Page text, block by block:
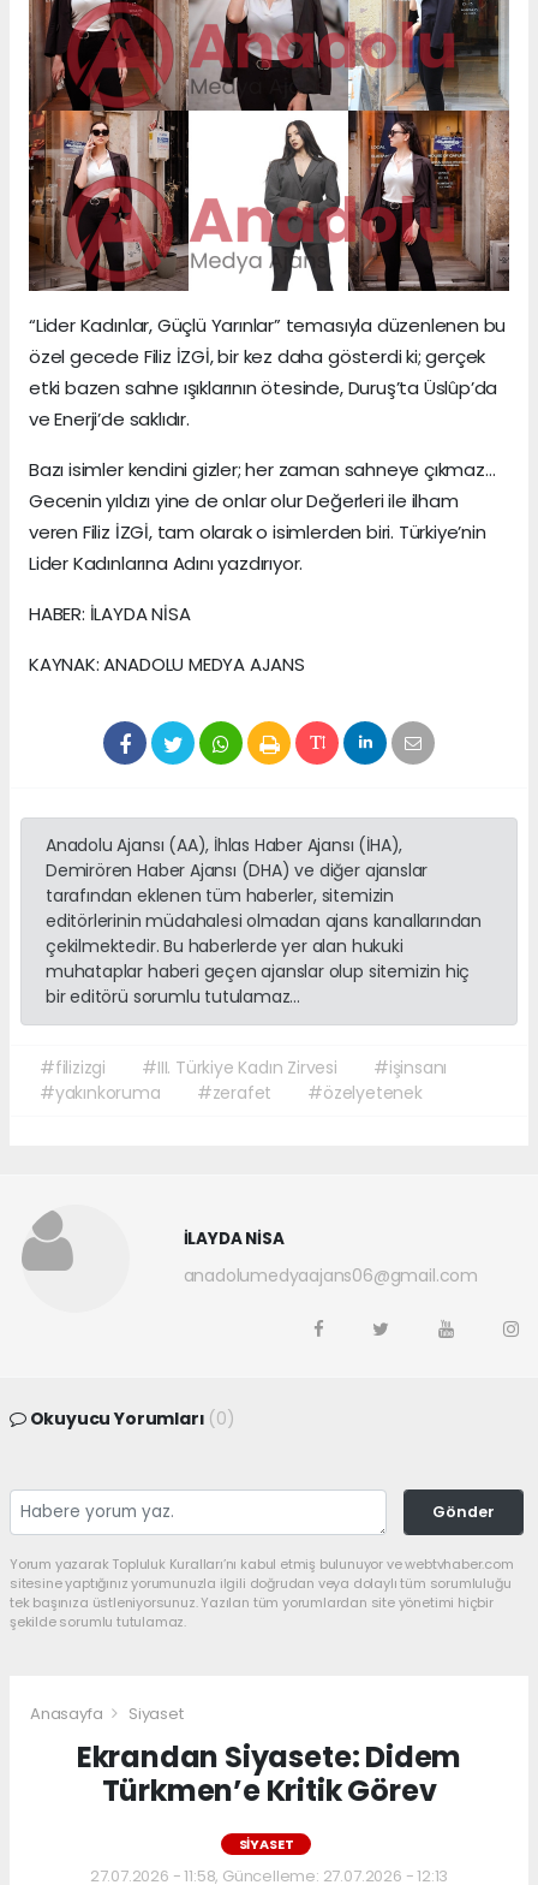
“Lider Kadınlar, Güçlü Yarınlar” temasıyla düzenlenen bu
özel gecede Filiz İZGİ, bir kez daha gösterdi ki; gerçek
etki bazen sahne ışıklarının ötesinde, Duruş’ta Üslûp’da
ve Enerji’de saklıdır.
Bazı isimler kendini gizler; her zaman sahneye çıkmaz…
Gecenin yıldızı yine de onlar olur Değerleri ile ilham
veren Filiz İZGİ, tam olarak o isimlerden biri. Türkiye’nin
Lider Kadınlarına Adını yazdırıyor.
HABER: İLAYDA NİSA
KAYNAK: ANADOLU MEDYA AJANS
Anadolu Ajansı (AA), İhlas Haber Ajansı (İHA),
Demirören Haber Ajansı (DHA) ve diğer ajanslar
tarafından eklenen tüm haberler, sitemizin
editörlerinin müdahalesi olmadan ajans kanallarından
çekilmektedir. Bu haberlerde yer alan hukuki
muhataplar haberi geçen ajanslar olup sitemizin hiç
bir editörü sorumlu tutulamaz...
#filizizgi #III. Türkiye Kadın Zirvesi
#işinsanı
#yakınkoruma
#zerafet #özelyetenek
İLAYDA NİSA
anadolumedyaajans06@gmail.com
Okuyucu Yorumları (0)
Gönder
Yorum yazarak Topluluk Kuralları’nı kabul etmiş bulunuyor ve webtvhaber.com
sitesine yaptığınız yorumunuzla ilgili doğrudan veya dolaylı tüm sorumluluğu
tek başınıza üstleniyorsunuz. Yazılan tüm yorumlardan site yönetimi hiçbir
şekilde sorumlu tutulamaz.
Anasayfa Siyaset
Ekrandan Siyasete: Didem
Türkmen’e Kritik Görev
SIYASET
27.07.2026 - 11:58, Güncelleme: 27.07.2026 - 12:13